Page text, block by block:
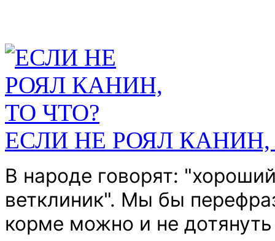
ЕСЛИ НЕ РОЯЛ КАНИН,
В народе говорят:
ветклиник". Мы бы
корме можно и не